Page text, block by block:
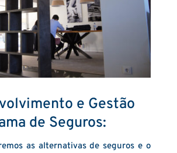
e Gestão
de Seguros:
as alternativas de seguros e o